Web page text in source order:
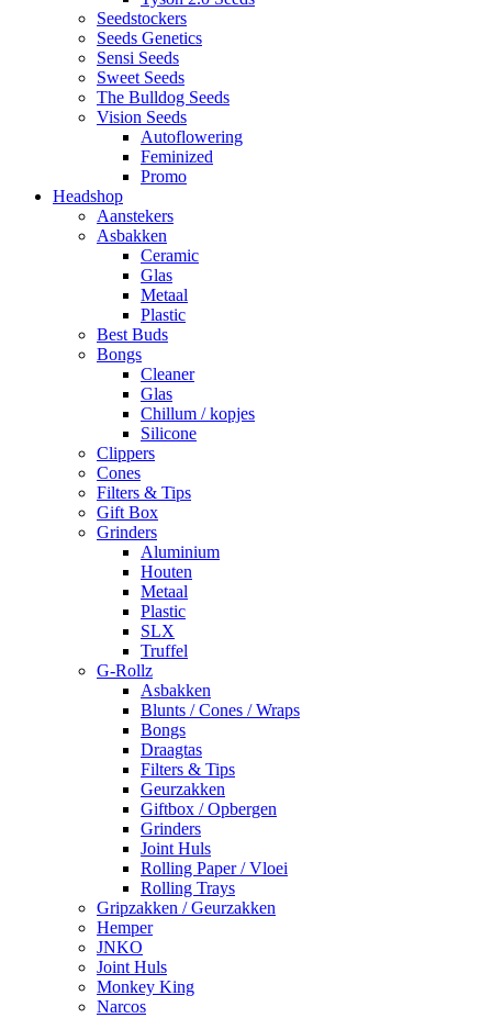
Seedstockers
Seeds Genetics
Sensi Seeds
Sweet Seeds
The Bulldog Seeds
Vision Seeds
Autoflowering
Feminized
Promo
Headshop
Aanstekers
Asbakken
Ceramic
Glas
Metaal
Plastic
Best Buds
Bongs
Cleaner
Glas
Chillum / kopjes
Silicone
Clippers
Cones
Filters & Tips
Gift Box
Grinders
Aluminium
Houten
Metaal
Plastic
SLX
Truffel
G-Rollz
Asbakken
Blunts / Cones / Wraps
Bongs
Draagtas
Filters & Tips
Geurzakken
Giftbox / Opbergen
Grinders
Joint Huls
Rolling Paper / Vloei
Rolling Trays
Gripzakken / Geurzakken
Hemper
JNKO
Joint Huls
Monkey King
Narcos